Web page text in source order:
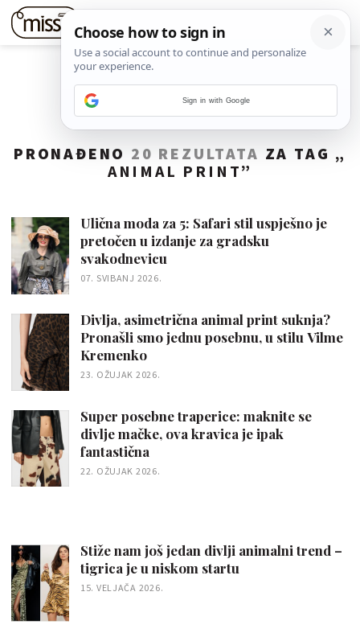
PRONAĐENO 20 REZULTATA ZA TAG „
ANIMAL PRINT”
Ulična moda za 5: Safari stil uspješno je
pretočen u izdanje za gradsku
svakodnevicu
07. SVIBANJ 2026.
Divlja, asimetrična animal print suknja?
Pronašli smo jednu posebnu, u stilu Vilme
Kremenko
23. OŽUJAK 2026.
Super posebne traperice: maknite se
divlje mačke, ova kravica je ipak
fantastična
22. OŽUJAK 2026.
Stiže nam još jedan divlji animalni trend –
tigrica je u niskom startu
15. VELJAČA 2026.
Sign in with Google